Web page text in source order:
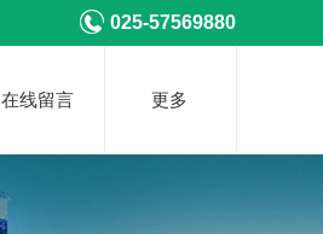
025-57569880
在线留言 更多